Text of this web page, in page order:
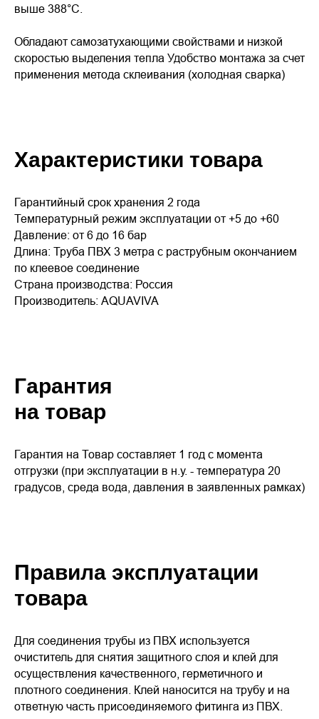
выше 388°С.
Обладают самозатухающими свойствами и низкой
скоростью выделения тепла Удобство монтажа за счет
применения метода склеивания (холодная сварка)
Характеристики товара
Гарантийный срок хранения 2 года
Температурный режим эксплуатации от +5 до +60
Давление: от 6 до 16 бар
Длина: Труба ПВХ 3 метра с раструбным окончанием
по клеевое соединение
Страна производства: Россия
Производитель: AQUAVIVA
Гарантия
на товар
Гарантия на Товар составляет 1 год с момента
отгрузки (при эксплуатации в н.у. - температура 20
градусов, среда вода, давления в заявленных рамках)
Правила эксплуатации
товара
Для соединения трубы из ПВХ используется
очиститель для снятия защитного слоя и клей для
осуществления качественного, герметичного и
плотного соединения. Клей наносится на трубу и на
ответную часть присоединяемого фитинга из ПВХ.